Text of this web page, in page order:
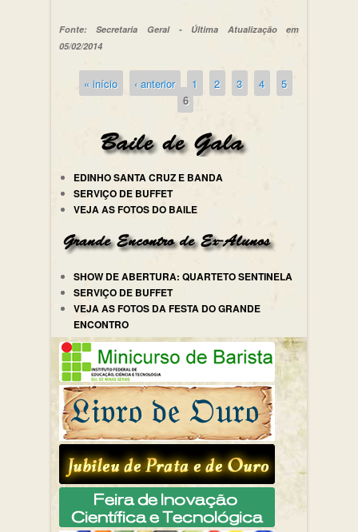
Fonte: Secretaria Geral - Última Atualização em
05/02/2014
Páginas
« início ‹ anterior 1 2 3 4
5
6
EDINHO SANTA CRUZ E BANDA
SERVIÇO DE BUFFET
VEJA AS FOTOS DO BAILE
SHOW DE ABERTURA: QUARTETO SENTINELA
SERVIÇO DE BUFFET
VEJA AS FOTOS DA FESTA DO GRANDE
ENCONTRO